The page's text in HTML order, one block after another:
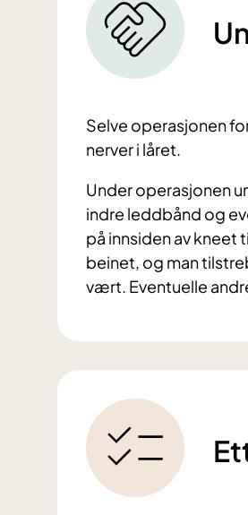
Selve operasjonen
nerver i låret.
Under operasjonen
indre leddbånd og
på innsiden av kneet
beinet, og man
vært. Eventuelle